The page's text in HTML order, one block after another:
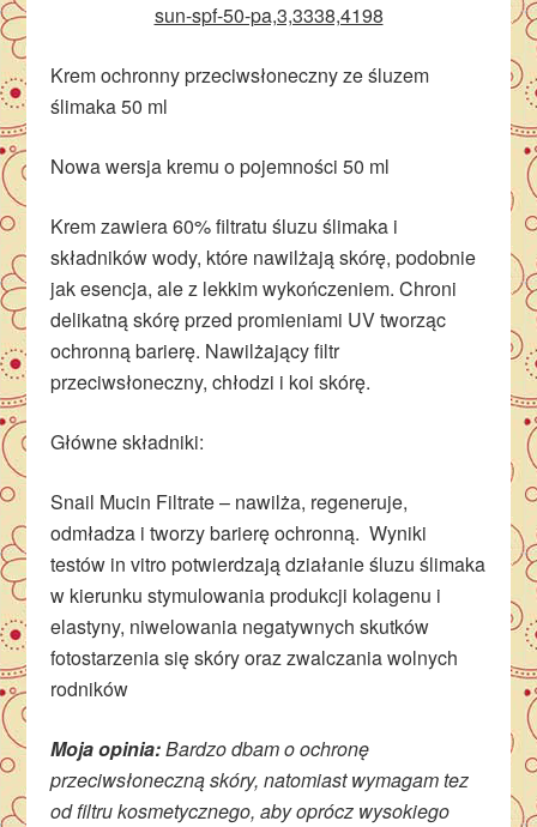
sun-spf-50-pa,3,3338,4198
Krem ochronny przeciwsłoneczny ze śluzem
ślimaka 50 ml
Nowa wersja kremu o pojemności 50 ml
Krem zawiera 60% filtratu śluzu ślimaka i
składników wody, które nawilżają skórę, podobnie
jak esencja, ale z lekkim wykończeniem. Chroni
delikatną skórę przed promieniami UV tworząc
ochronną barierę. Nawilżający filtr
przeciwsłoneczny, chłodzi i koi skórę.
Główne składniki:
Snail Mucin Filtrate – nawilża, regeneruje,
odmładza i tworzy barierę ochronną. Wyniki
testów in vitro potwierdzają działanie śluzu ślimaka
w kierunku stymulowania produkcji kolagenu i
elastyny, niwelowania negatywnych skutków
fotostarzenia się skóry oraz zwalczania wolnych
rodników
Moja opinia:Bardzo dbam o ochronę
przeciwsłoneczną skóry, natomiast wymagam tez
od filtru kosmetycznego, aby oprócz wysokiego